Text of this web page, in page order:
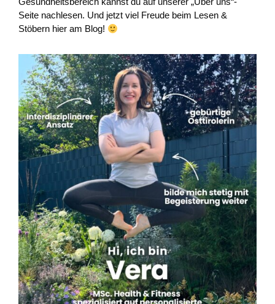
Seite nachlesen. Und jetzt viel Freude beim Lesen &
Stöbern hier am Blog!